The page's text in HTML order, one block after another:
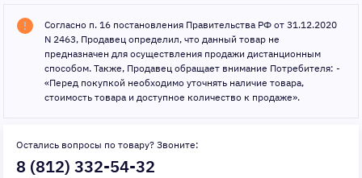
Согласно п. 16 постановления Правительства РФ от 31.12.2020
N 2463, Продавец определил, что данный товар не
предназначен для осуществления продажи дистанционным
способом. Также, Продавец обращает внимание Потребителя: -
«Перед покупкой необходимо уточнять наличие товара,
стоимость товара и доступное количество к продаже».
Остались вопросы по товару? Звоните:
8 (812) 332-54-32